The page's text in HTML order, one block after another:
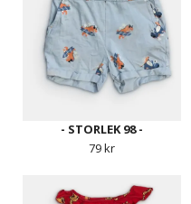
- STORLEK 98 -
79 kr